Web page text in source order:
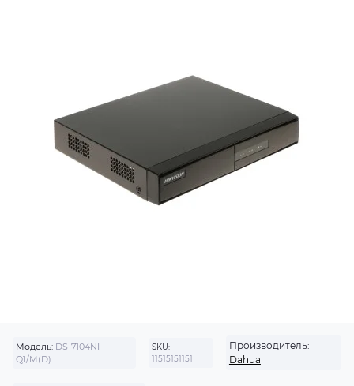
Модель: DS-7104NI-
Q1/M(D)
SKU:
11515151151
Производитель:
Dahua